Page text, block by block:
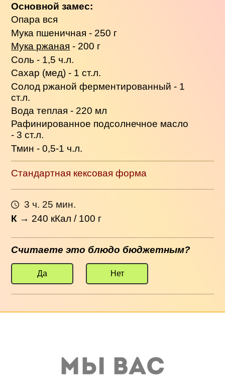
Основной замес:
Опара вся
Мука пшеничная - 250 г
Мука ржаная - 200 г
Соль - 1,5 ч.л.
Сахар (мед) - 1 ст.л.
Солод ржаной ферментированный - 1
ст.л.
Вода теплая - 220 мл
Рафинированное подсолнечное масло
- 3 ст.л.
Тмин - 0,5-1 ч.л.
Стандартная кексовая форма
3 ч. 25 мин.
К → 240 кКал / 100 г
Считаете это блюдо бюджетным?
Да Нет